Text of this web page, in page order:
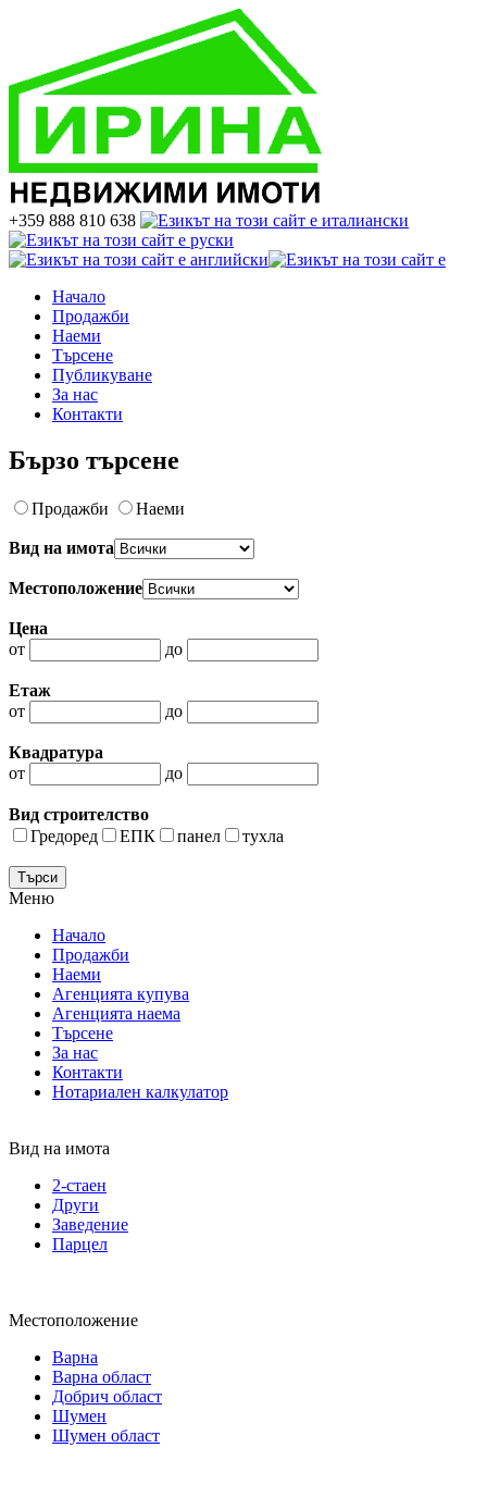
+359 888 810 638
Начало
Продажби
Наеми
Търсене
Публикуване
За нас
Контакти
Бързо търсене
Продажби Наеми
Вид на имота
Местоположение
Цена
от
до
Етаж
от
до
Квадратура
от
до
Вид строителство
Гредоред
ЕПК панел тухла
Меню
Начало
Продажби
Наеми
Агенцията купува
Агенцията наема
Търсене
За нас
Контакти
Нотариален калкулатор
Вид на имота
2-стаен
Други
Заведение
Парцел
Местоположение
Варна
Варна област
Добрич област
Шумен
Шумен област